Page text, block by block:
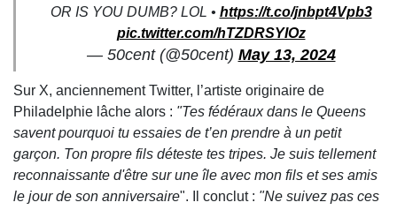
OR IS YOU DUMB? LOL • https://t.co/jnbpt4Vpb3
pic.twitter.com/hTZDRSYIOz
— 50cent (@50cent) May 13, 2024
Sur X, anciennement Twitter, l’artiste originaire de
Philadelphie lâche alors : "Tes fédéraux dans le Queens
savent pourquoi tu essaies de t’en prendre à un petit
garçon. Ton propre fils déteste tes tripes. Je suis tellement
reconnaissante d'être sur une île avec mon fils et ses amis
le jour de son anniversaire". Il conclut : "Ne suivez pas ces